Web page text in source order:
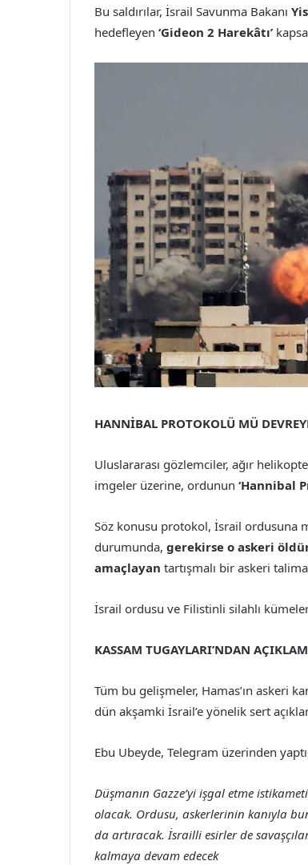
Bu saldırılar, İsrail Savunma Bakanı
hedefleyen ‘Gideon 2 Harekâtı’
HANNİBAL PROTOKOLÜ MÜ
Uluslararası gözlemciler, ağır
imgeler üzerine, ordunun ‘Hannibal
Söz konusu protokol, İsrail ordusuna
durumunda, gerekirse o askeri
amaçlayan tartışmalı bir askeri
İsrail ordusu ve Filistinli silahlı
KASSAM TUGAYLARI’NDAN
Tüm bu gelişmeler, Hamas’ın askeri
dün akşamki İsrail’e yönelik sert
Ebu Ubeyde, Telegram üzerinden
Düşmanın Gazze’yi işgal etme
olacak. Ordusu, askerlerinin kanıyla
da artıracak. İsrailli esirler de
kalmaya devam edecek